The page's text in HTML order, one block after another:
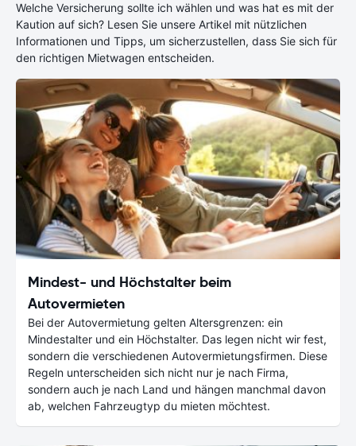
Welche Versicherung sollte ich wählen und was hat es mit der
Kaution auf sich? Lesen Sie unsere Artikel mit nützlichen
Informationen und Tipps, um sicherzustellen, dass Sie sich für
den richtigen Mietwagen entscheiden.
Mindest- und Höchstalter beim
Autovermieten
Bei der Autovermietung gelten Altersgrenzen: ein
Mindestalter und ein Höchstalter. Das legen nicht wir fest,
sondern die verschiedenen Autovermietungsfirmen. Diese
Regeln unterscheiden sich nicht nur je nach Firma,
sondern auch je nach Land und hängen manchmal davon
ab, welchen Fahrzeugtyp du mieten möchtest.